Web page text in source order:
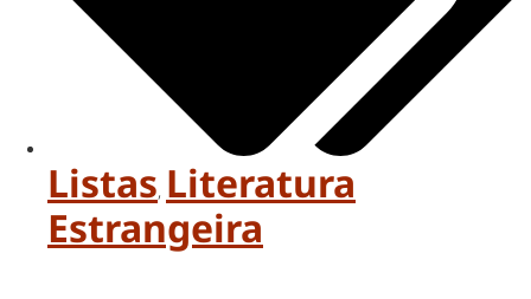
Listas, Literatura
Estrangeira